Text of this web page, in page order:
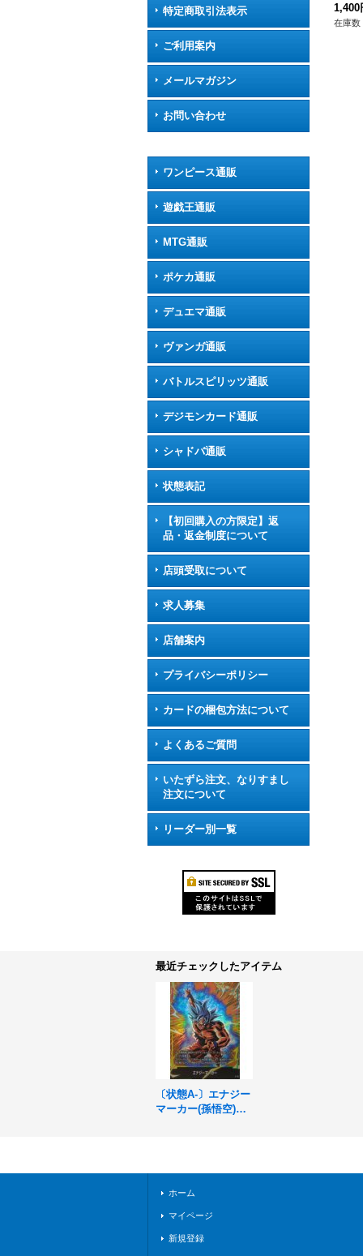
特定商取引法表示
ご利用案内
メールマガジン
お問い合わせ
ワンピース通販
遊戯王通販
MTG通販
ポケカ通販
デュエマ通販
ヴァンガ通販
バトルスピリッツ通販
デジモンカード通販
シャドバ通販
状態表記
【初回購入の方限定】返
品・返金制度について
店頭受取について
求人募集
店舗案内
プライバシーポリシー
カードの梱包方法について
よくあるご質問
いたずら注文、なりすまし
注文について
リーダー別一覧
27}
1,400
在庫数
最近チェックしたアイテム
〔状態A-〕エナジー
マーカー(孫悟空)
ホーム
マイページ
新規登録